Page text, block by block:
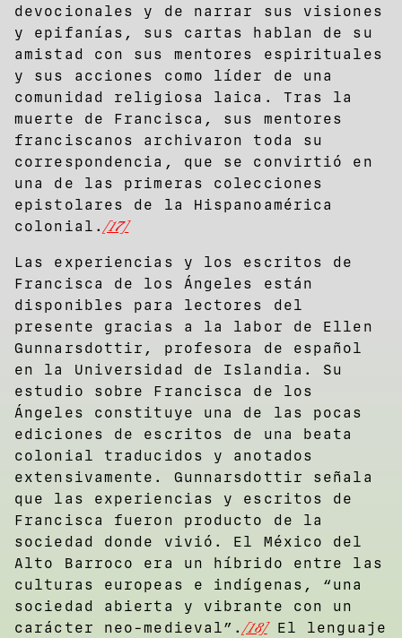
devocionales y de narrar sus visiones
y epifanías, sus cartas hablan de su
amistad con sus mentores espirituales
y sus acciones como líder de una
comunidad religiosa laica. Tras la
muerte de Francisca, sus mentores
franciscanos archivaron toda su
correspondencia, que se convirtió en
una de las primeras colecciones
epistolares de la Hispanoamérica
colonial.[17]
Las experiencias y los escritos de
Francisca de los Ángeles están
disponibles para lectores del
presente gracias a la labor de Ellen
Gunnarsdottir, profesora de español
en la Universidad de Islandia. Su
estudio sobre Francisca de los
Ángeles constituye una de las pocas
ediciones de escritos de una beata
colonial traducidos y anotados
extensivamente. Gunnarsdottir señala
que las experiencias y escritos de
Francisca fueron producto de la
sociedad donde vivió. El México del
Alto Barroco era un híbrido entre las
culturas europeas e indígenas, “una
sociedad abierta y vibrante con un
carácter neo-medieval”.[18]El lenguaje